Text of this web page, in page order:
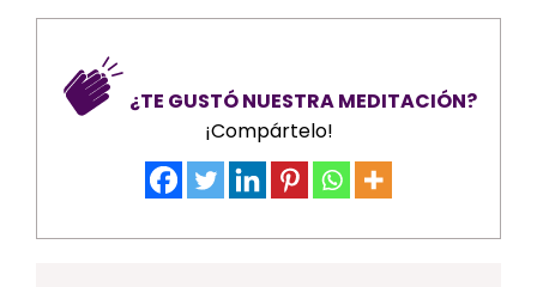
¿TE GUSTÓ NUESTRA MEDITACIÓN?
¡Compártelo!